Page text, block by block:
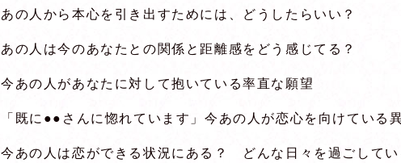
あの人から本心を引き出すためには、どうしたらいい？
あの人は今のあなたとの関係と距離感をどう感じてる？
今あの人があなたに対して抱いている率直な願望
「既に●●さんに惚れています」今あの人が恋心を向けている
今あの人は恋ができる状況にある？ どんな日々を過ごして